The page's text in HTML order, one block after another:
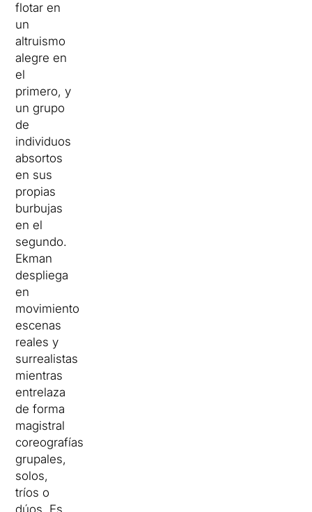
flotar en
un
altruismo
alegre en
el
primero, y
un grupo
de
individuos
absortos
en sus
propias
burbujas
en el
segundo.
Ekman
despliega
en
movimiento
escenas
reales y
surrealistas
mientras
entrelaza
de forma
magistral
coreografías
grupales,
solos,
tríos o
dúos. Es